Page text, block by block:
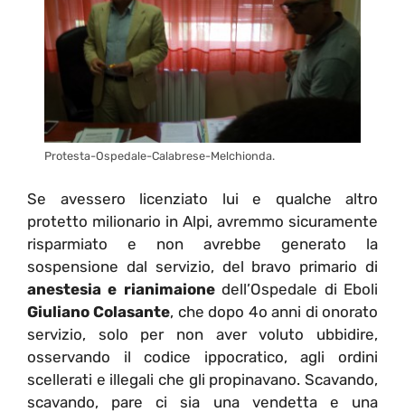
Protesta-Ospedale-Calabrese-Melchionda.
Se avessero licenziato lui e qualche altro
protetto milionario in Alpi, avremmo sicuramente
risparmiato e non avrebbe generato la
sospensione dal servizio, del bravo primario di
anestesia e rianimaionedell’Ospedale di Eboli
Giuliano Colasante, che dopo 4o anni di onorato
servizio, solo per non aver voluto ubbidire,
osservando il codice ippocratico, agli ordini
scellerati e illegali che gli propinavano. Scavando,
scavando, pare ci sia una vendetta e una